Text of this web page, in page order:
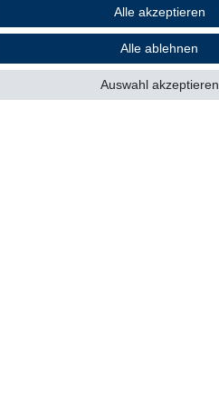
Sicher einkaufen
Alle akzeptieren
Alle ablehnen
Auswahl akzeptieren